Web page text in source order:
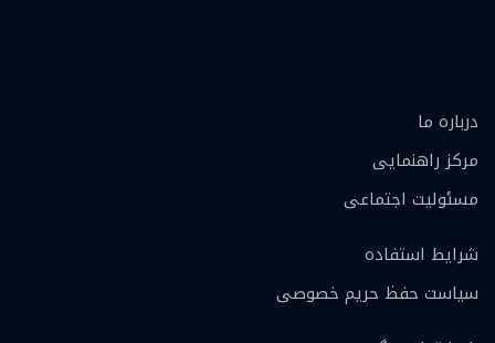
درباره ما
مرکز راهنمایی
مسئولیت اجتماعی
شرایط استفاده
سیاست حفظ حریم خصوصی